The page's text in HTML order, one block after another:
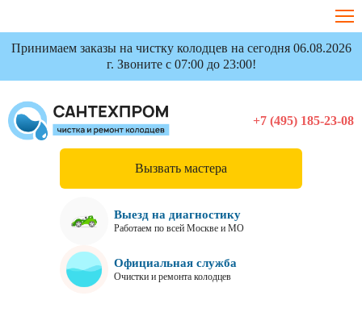
Принимаем заказы на чистку колодцев на сегодня 06.08.2026
г. Звоните с 07:00 до 23:00!
Вызвать мастера
Выезд на диагностику
Работаем по всей Москве и МО
Официальная служба
Очистки и ремонта колодцев
+7 (495) 185-23-08